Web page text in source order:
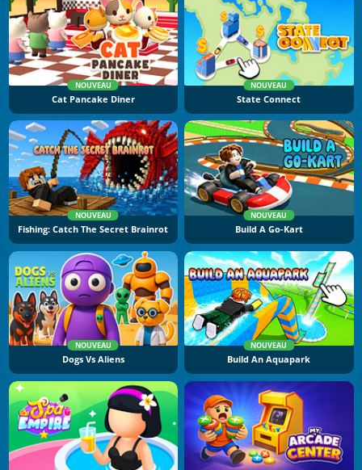
NOUVEAU
Cat Pancake Diner
NOUVEAU
State Connect
NOUVEAU
Fishing: Catch The Secret Brainrot
NOUVEAU
Build A Go-Kart
NOUVEAU
Dogs Vs Aliens
NOUVEAU
Build An Aquapark